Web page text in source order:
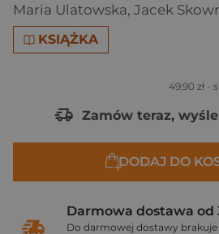
Maria Ulatowska, Jacek
KSIĄŻKA
49,90 zł -
Zamów teraz,
DODAJ DO
Darmowa dostawa od
Do darmowej dostawy brakuje